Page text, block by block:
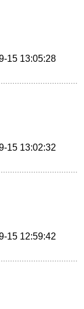
15 13:05:28
15 13:02:32
15 12:59:42